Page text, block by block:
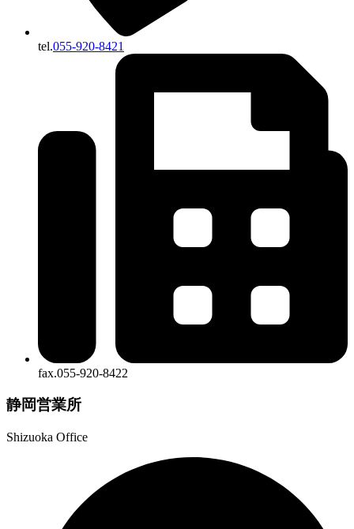
tel.055-920-8421
fax.055-920-8422
静岡営業所
Shizuoka Office